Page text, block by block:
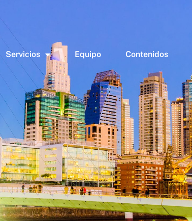
Servicios Equipo Contenidos